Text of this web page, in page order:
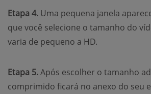
Etapa 4. Uma pequena janela
que você selecione o tamanho do
varia de pequeno a HD.
Etapa 5.Após escolher o tamanho
comprimido ficará no anexo do seu